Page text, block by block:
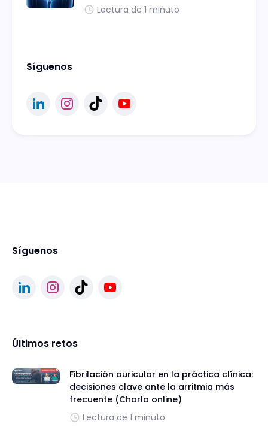
Lectura de 1 minuto
Síguenos
Síguenos
Últimos retos
Fibrilación auricular en la práctica clínica:
decisiones clave ante la arritmia más
frecuente (Charla online)
Lectura de 1 minuto